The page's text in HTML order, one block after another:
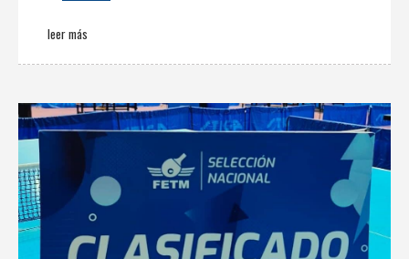
leer más